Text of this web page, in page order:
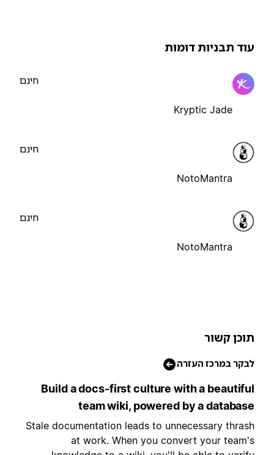
תבניות דומות
Kryptic Jade
NotoMantra
NotoMantra
קשור
במרכז העזרה
Build a docs-first culture with a
team wiki, powered by a
Stale documentation leads to unnecessary
at work. When you convert your